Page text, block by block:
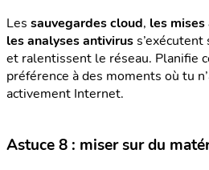
Les sauvegardes cloud, les
les analyses antivirus
et ralentissent le réseau. Planifie
préférence à des moments où tu
activement Internet.
Astuce 8 : miser sur du